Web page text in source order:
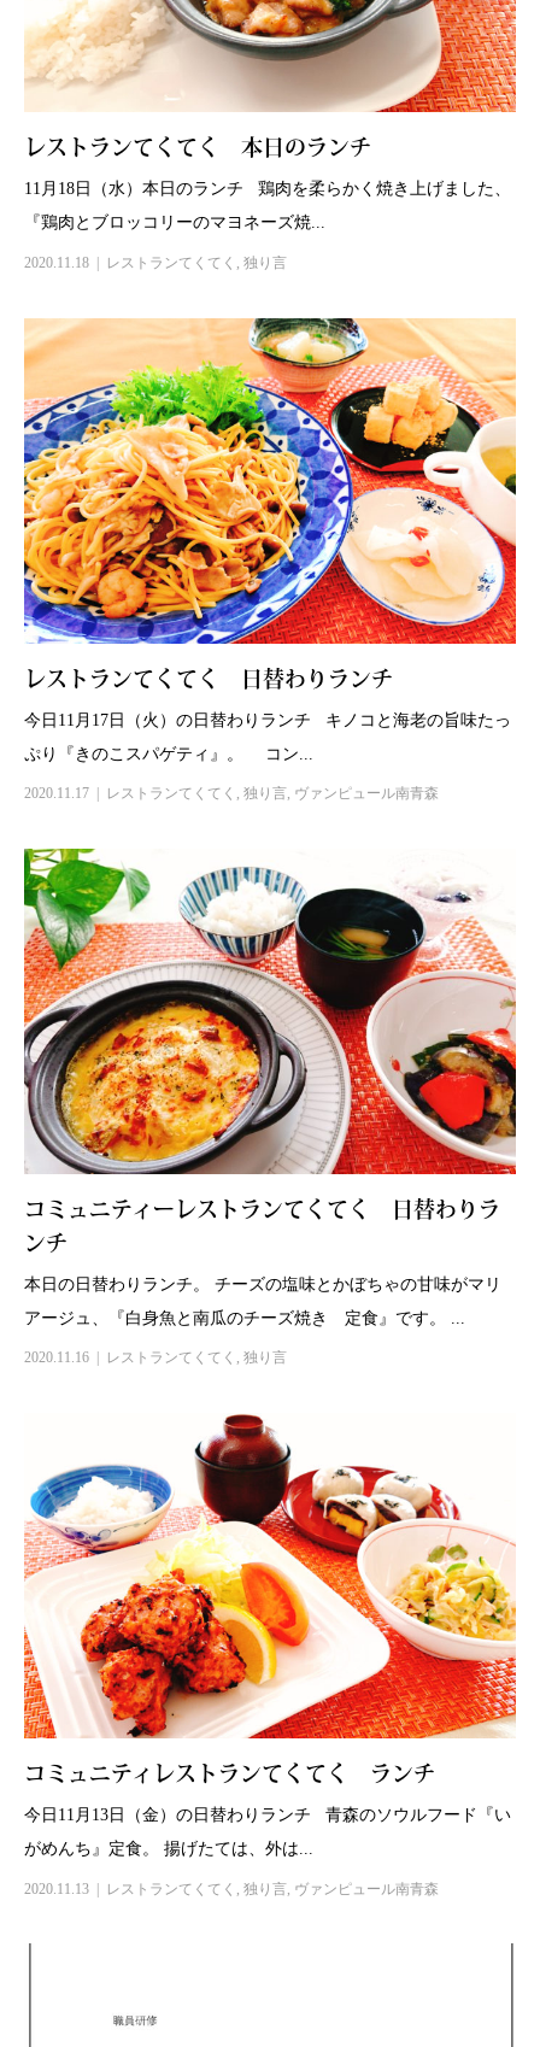
レストランてくてく 本日のランチ
11月18日（水）本日のランチ 鶏肉を柔らかく焼き上げました、
『鶏肉とブロッコリーのマヨネーズ焼...
2020.11.18 レストランてくてく , 独り言
レストランてくてく 日替わりランチ
今日11月17日（火）の日替わりランチ キノコと海老の旨味たっ
ぷり『きのこスパゲティ』。 コン...
2020.11.17 レストランてくてく , 独り言, ヴァンピュール南青森
コミュニティーレストランてくてく 日替わりラ
ンチ
本日の日替わりランチ。 チーズの塩味とかぼちゃの甘味がマリ
アージュ、『白身魚と南瓜のチーズ焼き 定食』です。 ...
2020.11.16 レストランてくてく , 独り言
コミュニティレストランてくてく ランチ
今日11月13日（金）の日替わりランチ 青森のソウルフード『い
がめんち』定食。 揚げたては、外は...
2020.11.13 レストランてくてく 独り言 ヴァンピュール南青森